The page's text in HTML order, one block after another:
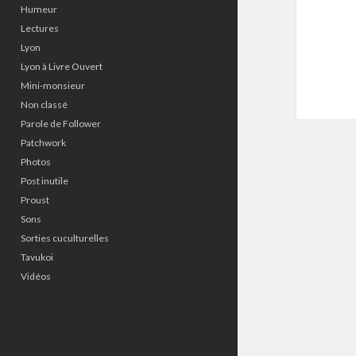
Humeur
Lectures
Lyon
Lyon à Livre Ouvert
Mini-monsieur
Non classé
Parole de Follower
Patchwork
Photos
Post inutile
Proust
Sons
Sorties cuculturelles
Tavukoi
Vidéos